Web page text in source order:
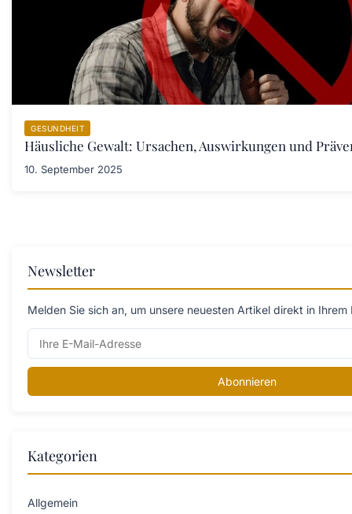
GESUNDHEIT
Häusliche Gewalt: Ursachen, Auswirkungen und
10. September 2025
Newsletter
Melden Sie sich an, um unsere neuesten Artikel direkt in
Abonnieren
Kategorien
Allgemein